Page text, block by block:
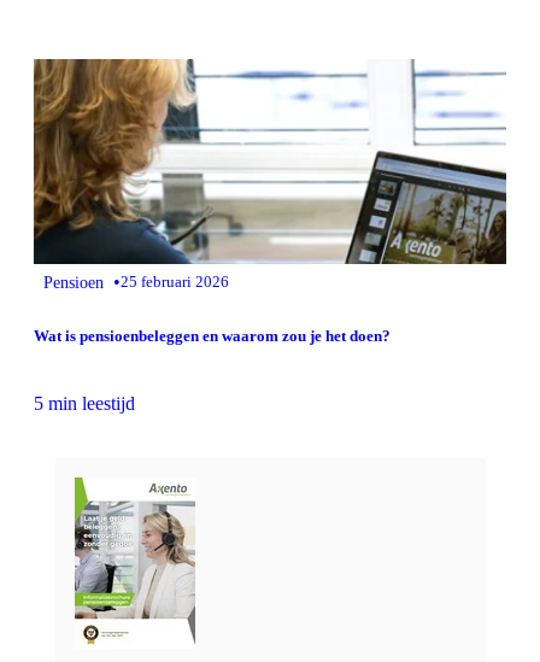
Pensioen •25 februari 2026
Wat is pensioenbeleggen en waarom zou je het doen?
5 min leestijd